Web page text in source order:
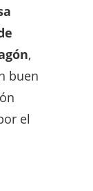
,
buen
el